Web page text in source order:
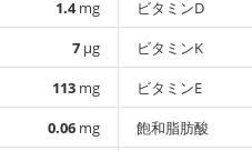
1.4mg
7 µg
113 mg
0.06 mg
ビタミンD
ビタミンK
ビタミンE
飽和脂肪酸